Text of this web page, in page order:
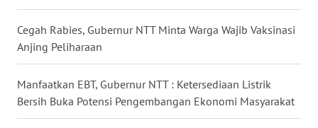
Cegah Rabies, Gubernur NTT Minta Warga Wajib Vaksinasi
Anjing Peliharaan
Manfaatkan EBT, Gubernur NTT : Ketersediaan Listrik
Bersih Buka Potensi Pengembangan Ekonomi Masyarakat
WN
MALUT
WN
DAIRI